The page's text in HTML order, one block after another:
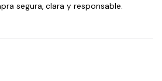
segura, clara y responsable.